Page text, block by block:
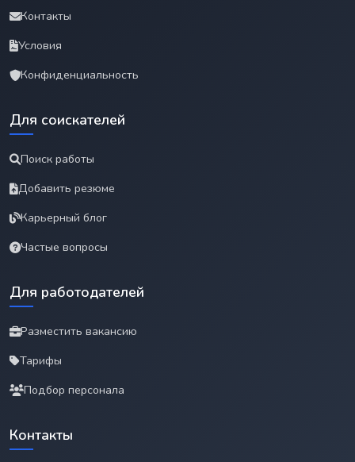
Контакты
Условия
Конфиденциальность
Для соискателей
Поиск работы
Добавить резюме
Карьерный блог
Частые вопросы
Для работодателей
Разместить вакансию
Тарифы
Подбор персонала
Контакты